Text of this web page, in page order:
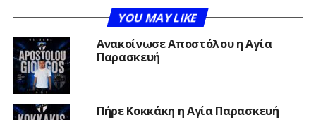
YOU MAY LIKE
Ανακοίνωσε Αποστόλου η Αγία
Παρασκευή
Πήρε Κοκκάκη η Αγία Παρασκευή